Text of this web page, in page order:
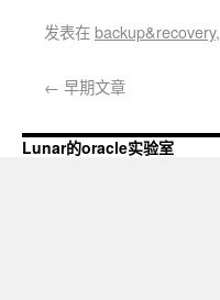
发表在backup&recovery,
← 早期文章
Lunar的oracle实验室